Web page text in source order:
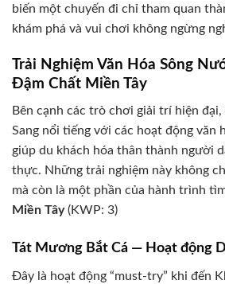
biến một chuyến đi chỉ tham quan
khám phá và vui chơi không ngừng
Trải Nghiệm Văn Hóa Sông
Đậm Chất Miền Tây
Bên cạnh các trò chơi giải trí hiện
Sang nổi tiếng với các hoạt động văn
giúp du khách hóa thân thành người
thực. Những trải nghiệm này không
mà còn là một phần của hành trình
Miền Tây(KWP: 3)
Tát Mương Bắt Cá — Hoạt động
Đây là hoạt động “must-try” khi đến